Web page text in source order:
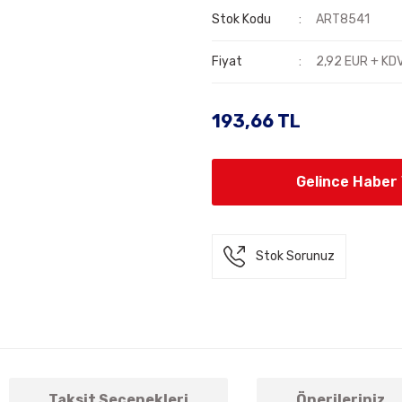
Stok Kodu ART8541
Fiyat 2,92 EUR +
193,66 TL
Gelince Haber
Stok Sorunuz